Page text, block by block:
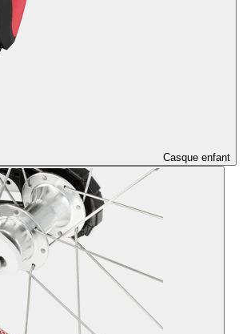
Casque enfant